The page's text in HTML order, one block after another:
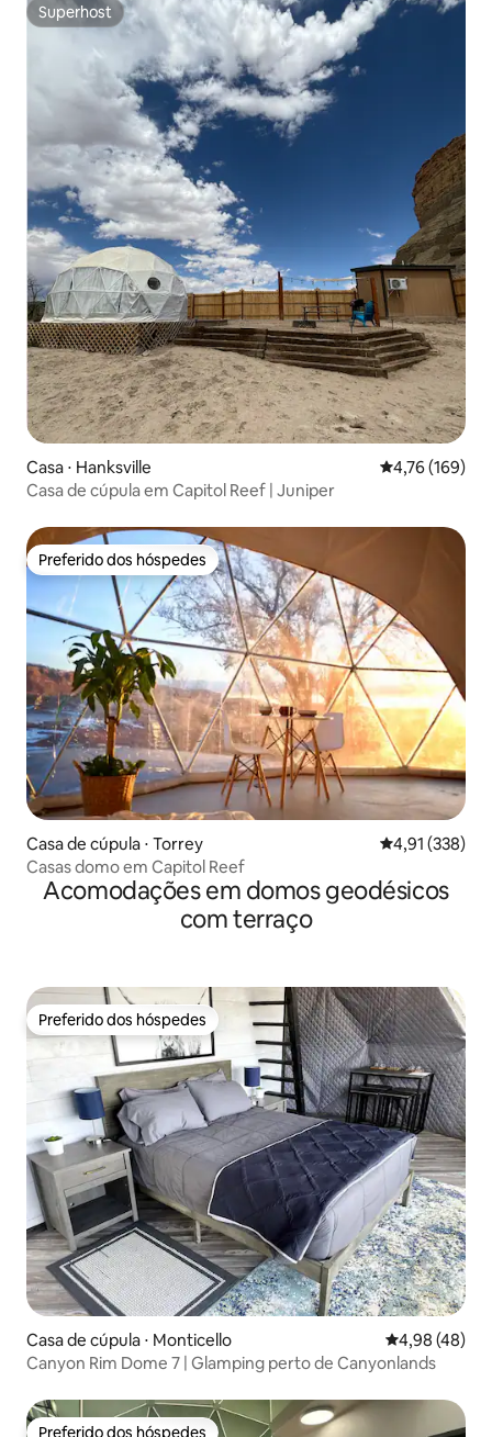
Superhost
Superhost
Casa ⋅ Hanksville 4,76 de uma
4,76 (169)
Casa de cúpula em Capitol Reef | Juniper
Preferido dos hóspedes
Preferido dos hóspedes
Casa de cúpula ⋅ Torrey 4,91 de uma
4,91 (338)
Casas domo em Capitol Reef
Acomodações em domos geodésicos
com terraço
Preferido dos hóspedes
Preferido dos hóspedes
Casa de cúpula ⋅ Monticello 4,98 de uma
4,98 (48)
Canyon Rim Dome 7 | Glamping perto de Canyonlands
Preferido dos hóspedes